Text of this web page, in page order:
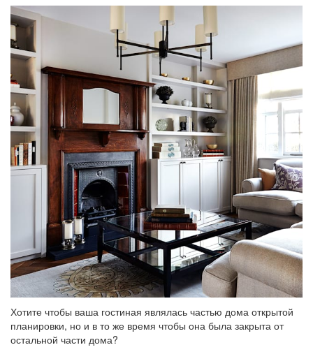
Хотите чтобы ваша гостиная являлась частью дома открытой
планировки, но и в то же время чтобы она была закрыта от
остальной части дома?